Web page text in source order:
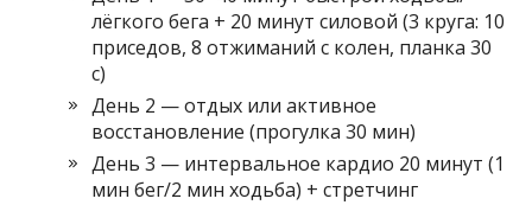
лёгкого бега + 20 минут силовой (3 круга: 10
приседов, 8 отжиманий с колен, планка 30
с)
День 2 — отдых или активное
восстановление (прогулка 30 мин)
День 3 — интервальное кардио 20 минут (1
мин бег/2 мин ходьба) + стретчинг